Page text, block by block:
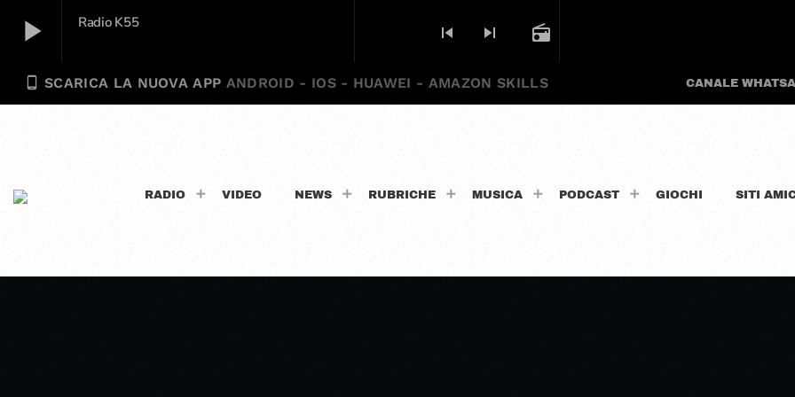
play_arrow Radio K55
skip_previous skip_next radio
play_arrow Radio K55
phone_android SCARICA LA NUOVA APP ANDROID - IOS - HUAWEI - AMAZON SKILLS CANALE
RADIO VIDEO NEWS RUBRICHE MUSICA PODCAST GIOCHI SITI